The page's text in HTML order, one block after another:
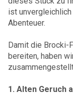
ist
Abenteuer.
Damit die Brocki-
bereiten, haben
1. Alten Geruch